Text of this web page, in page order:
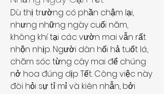
Dù thị trường có phần chậm lại,
nhưng những ngày cuối năm,
không khí tại các vườn mai vẫn rất
nhộn nhịp. Người dân hối hả tuốt lá,
chăm sóc từng cây mai để chúng
nở hoa đúng dịp Tết. Công việc này
đòi hỏi sự tỉ mỉ và kiên nhẫn, bởi